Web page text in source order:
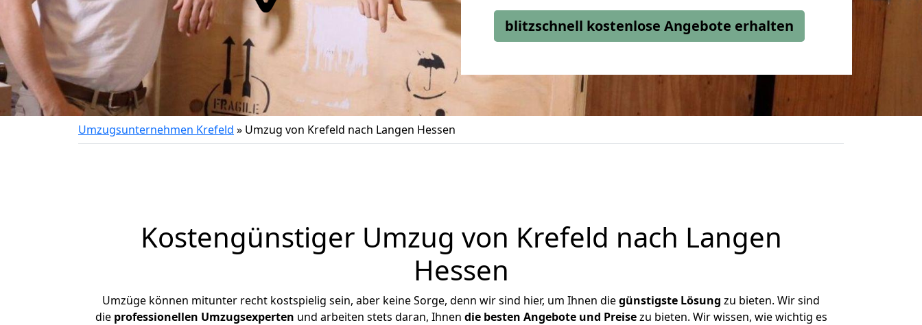
blitzschnell kostenlose Angebote erhalten
Umzugsunternehmen Krefeld » Umzug von Krefeld nach Langen Hessen
Kostengünstiger Umzug von Krefeld nach Langen
Hessen
Umzüge können mitunter recht kostspielig sein, aber keine Sorge, denn wir sind hier, um Ihnen diegünstigste Lösung zu bieten. Wir sind
die professionellen Umzugsexperten und arbeiten stets daran, Ihnen die besten Angebote und Preisezu bieten. Wir wissen, wie wichtig es